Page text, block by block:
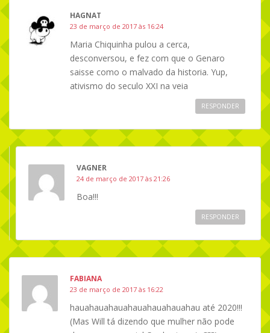
HAGNAT
23 de março de 2017 às 16:24
Maria Chiquinha pulou a cerca,
desconversou, e fez com que o Genaro
saisse como o malvado da historia. Yup,
ativismo do seculo XXI na veia
RESPONDER
VAGNER
24 de março de 2017 às 21:26
Boa!!!
RESPONDER
FABIANA
23 de março de 2017 às 16:22
hauahauahauahauahauahauahau até 2020!!!
(Mas Will tá dizendo que mulher não pode